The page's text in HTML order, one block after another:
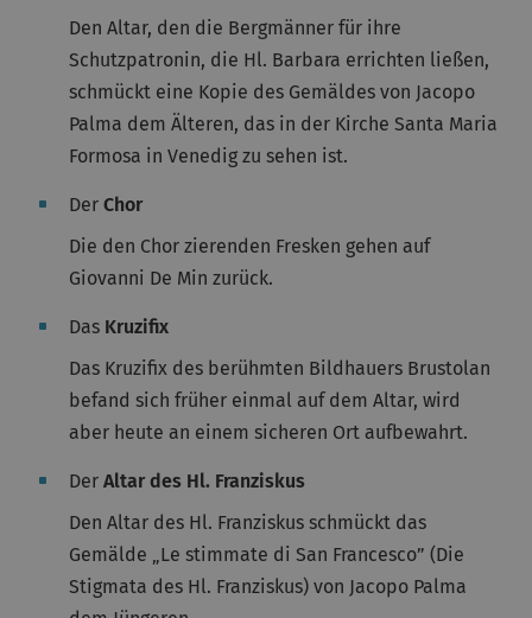
Den Altar, den die Bergmänner für ihre
Schutzpatronin, die Hl. Barbara errichten ließen,
schmückt eine Kopie des Gemäldes von Jacopo
Palma dem Älteren, das in der Kirche Santa Maria
Formosa in Venedig zu sehen ist.
Der Chor
Die den Chor zierenden Fresken gehen auf
Giovanni De Min zurück.
Das Kruzifix
Das Kruzifix des berühmten Bildhauers Brustolan
befand sich früher einmal auf dem Altar, wird
aber heute an einem sicheren Ort aufbewahrt.
Der Altar des Hl. Franziskus
Den Altar des Hl. Franziskus schmückt das
Gemälde „Le stimmate di San Francesco” (Die
Stigmata des Hl. Franziskus) von Jacopo Palma